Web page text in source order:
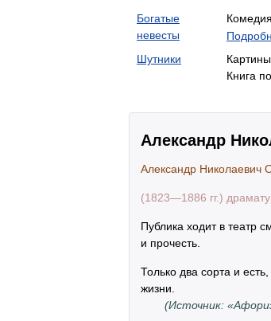
Богатые
невесты
Шутники
Книга
Александр
Александр Николаевич
(1823—1886 гг.)
Публика ходит в театр
и прочесть.
Только два сорта и
жизни.
(Источник: